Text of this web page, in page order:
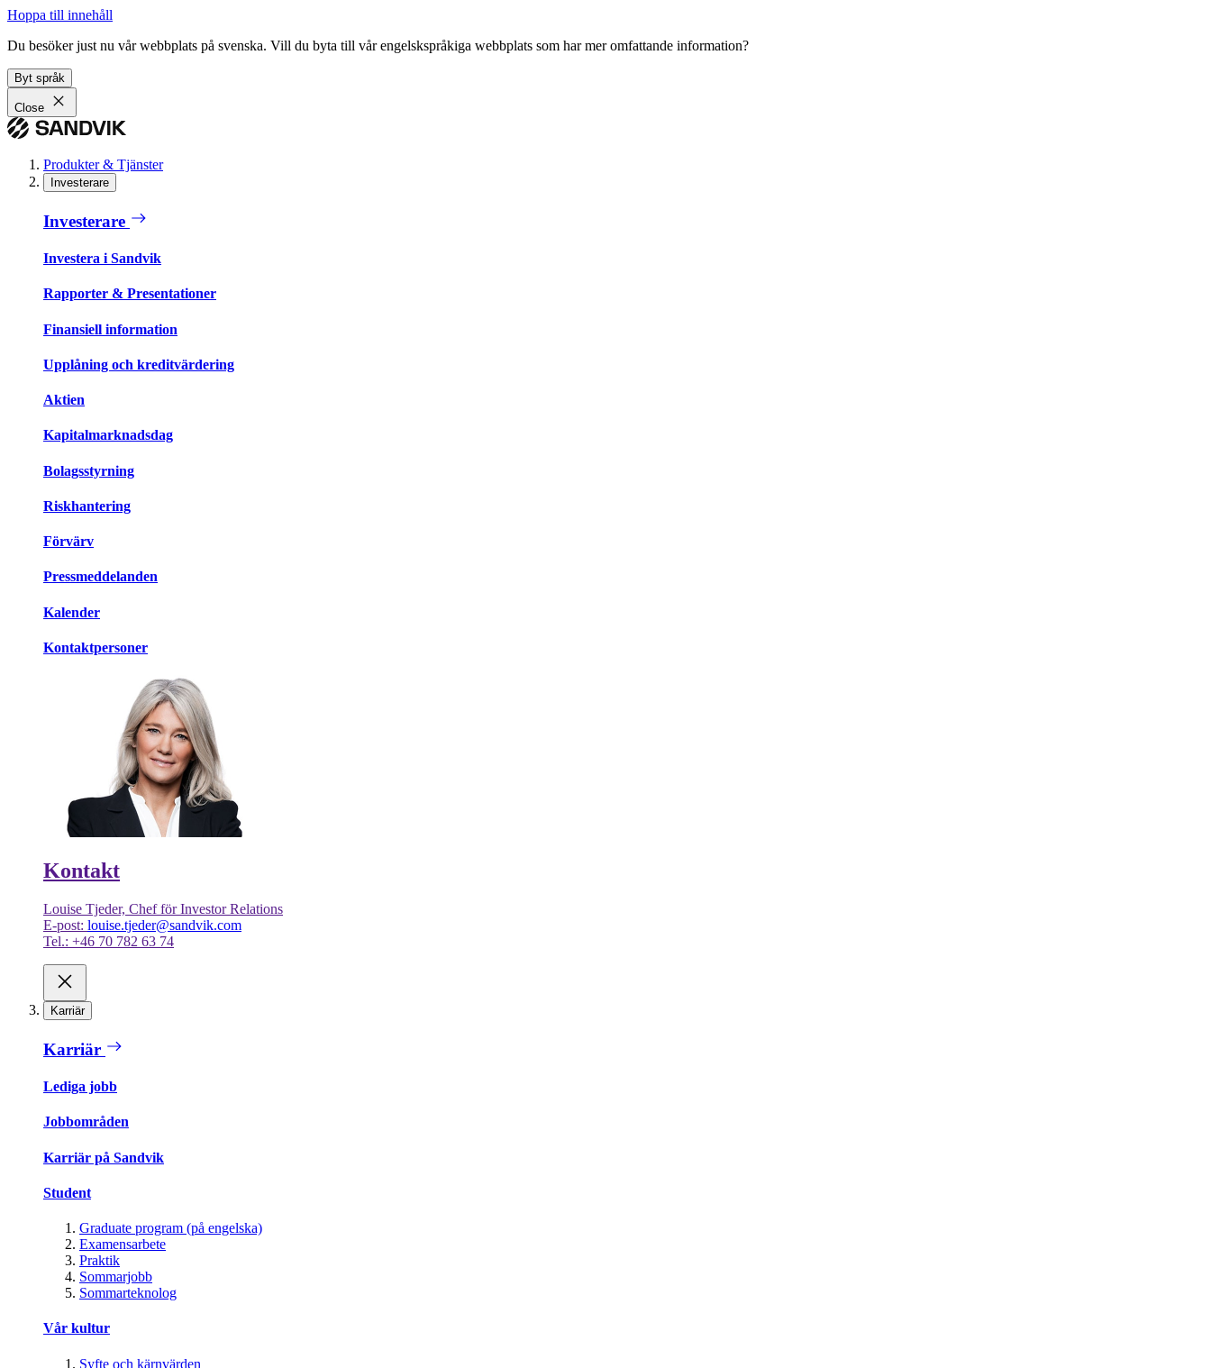
Hoppa till innehåll
Du besöker just nu vår webbplats på svenska. Vill du byta till vår engelskspråkiga webbplats som har mer omfattande information?
Byt språk
Close
Produkter & Tjänster
Investerare
Investerare
Investera i Sandvik
Rapporter & Presentationer
Finansiell information
Upplåning och kreditvärdering
Aktien
Kapitalmarknadsdag
Bolagsstyrning
Riskhantering
Förvärv
Pressmeddelanden
Kalender
Kontaktpersoner
Kontakt
Louise Tjeder, Chef för Investor Relations
E-post: louise.tjeder@sandvik.com
Tel.: +46 70 782 63 74
Karriär
Karriär
Lediga jobb
Jobbområden
Karriär på Sandvik
Student
Graduate program (på engelska)
Examensarbete
Praktik
Sommarjobb
Sommarteknolog
Vår kultur
Syfte och kärnvärden